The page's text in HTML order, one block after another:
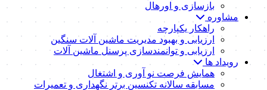
بازسازی و اورهال
مشاوره
راهکار یکپارچه
ارزیابی و بهبود مدیریت ماشین آلات سنگین
ارزیابی و توانمندسازی پرسنل ماشین آلات
رویداد ها
همایش فرصت نو آوری و اشتغال
مسابقه سالانه تکنسین برتر نگهداری و تعمیرات